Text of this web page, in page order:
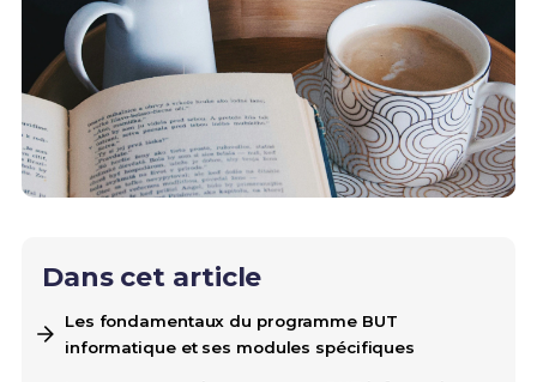
Dans cet article
Les fondamentaux du programme BUT
informatique et ses modules spécifiques